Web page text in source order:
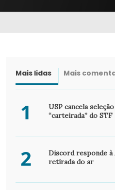
Mais lidas Mais
1
USP cancela
“carteirada” do STF
2
Discord responde à
retirada do ar